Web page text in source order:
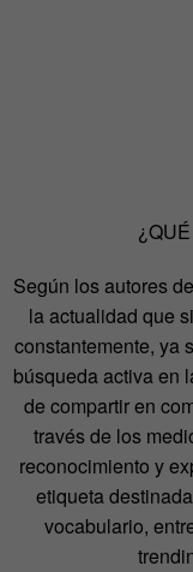
Según los autores
la actualidad que
constantemente, ya
búsqueda activa en
de compartir en
través de los
reconocimiento y
etiqueta
vocabulario,